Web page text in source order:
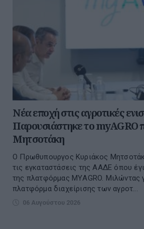
Νέα εποχή στις αγροτικές
Παρουσιάστηκε το myAGRO
Μητσοτάκη
O Πρωθυπουργος Κυριάκος
τις εγκαταστάσεις της ΑΑΔΕ όπου
της πλατφόρμας ΜΥAGRO. Μιλώντας
πλατφόρμα διαχείρισης των αγροτ...
06 Αυγούστου 2026